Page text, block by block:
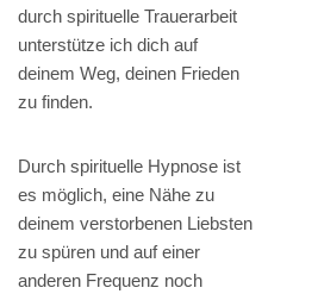
durch spirituelle Trauerarbeit
unterstütze ich dich auf
deinem Weg, deinen Frieden
zu finden.
Durch spirituelle Hypnose ist
es möglich, eine Nähe zu
deinem verstorbenen Liebsten
zu spüren und auf einer
anderen Frequenz noch